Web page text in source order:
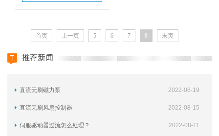
首页 上一页 5 6 7 8 末页
推荐新闻
2022-08-19
直流无刷磁力泵
2022-08-15
直流无刷风扇控制器
2022-08-11
伺服驱动器过流怎么处理？